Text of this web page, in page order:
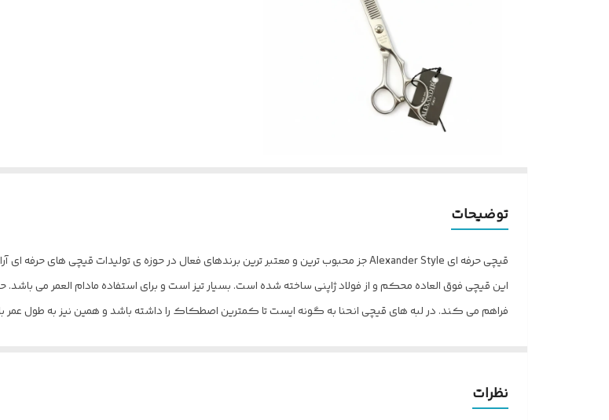
توضیحات
این قیچی فوق العاده محکم و از فولاد ژاپنی ساخته شده است. بسیار تیز است و برای استفاده مادام العمر می
فراهم می کند. در لبه های قیچی انحنا به گونه ایست تا کمترین اصطکاک را داشته باشد و همین نیز به طول
نظرات